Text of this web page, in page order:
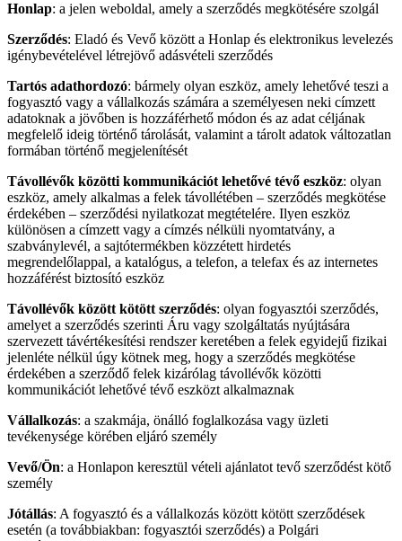
Honlap: a jelen weboldal, amely a szerződés megkötésére szolgál
Szerződés: Eladó és Vevő között a Honlap és elektronikus levelezés
igénybevételével létrejövő adásvételi szerződés
Tartós adathordozó: bármely olyan eszköz, amely lehetővé teszi a
fogyasztó vagy a vállalkozás számára a személyesen neki címzett
adatoknak a jövőben is hozzáférhető módon és az adat céljának
megfelelő ideig történő tárolását, valamint a tárolt adatok változatlan
formában történő megjelenítését
Távollévők közötti kommunikációt lehetővé tévő eszköz: olyan
eszköz, amely alkalmas a felek távollétében – szerződés megkötése
érdekében – szerződési nyilatkozat megtételére. Ilyen eszköz
különösen a címzett vagy a címzés nélküli nyomtatvány, a
szabványlevél, a sajtótermékben közzétett hirdetés
megrendelőlappal, a katalógus, a telefon, a telefax és az internetes
hozzáférést biztosító eszköz
Távollévők között kötött szerződés: olyan fogyasztói szerződés,
amelyet a szerződés szerinti Áru vagy szolgáltatás nyújtására
szervezett távértékesítési rendszer keretében a felek egyidejű fizikai
jelenléte nélkül úgy kötnek meg, hogy a szerződés megkötése
érdekében a szerződő felek kizárólag távollévők közötti
kommunikációt lehetővé tévő eszközt alkalmaznak
Vállalkozás: a szakmája, önálló foglalkozása vagy üzleti
tevékenysége körében eljáró személy
Vevő/Ön: a Honlapon keresztül vételi ajánlatot tevő szerződést kötő
személy
Jótállás: A fogyasztó és a vállalkozás között kötött szerződések
esetén (a továbbiakban: fogyasztói szerződés) a Polgári